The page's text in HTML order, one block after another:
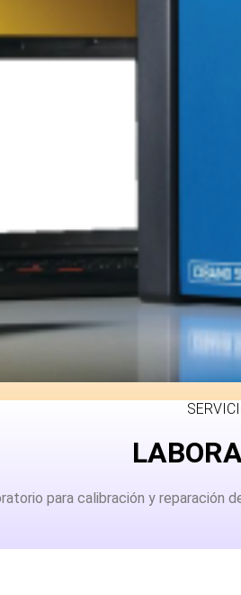
para calibración y reparación